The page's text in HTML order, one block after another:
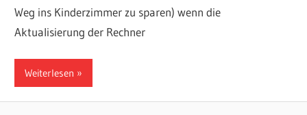
Weg ins Kinderzimmer zu sparen) wenn die
Aktualisierung der Rechner
Weiterlesen